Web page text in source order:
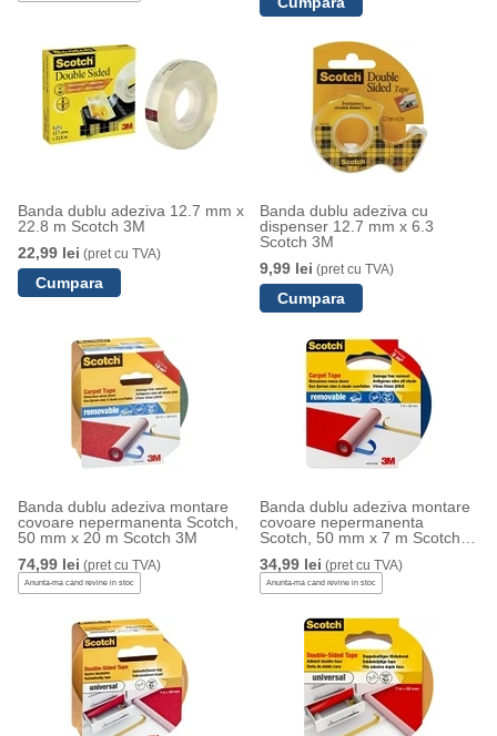
Banda dublu adeziva 12.7 mm x
22.8 m Scotch 3M
22,99 lei (pret cu TVA)
Banda dublu adeziva cu
dispenser 12.7 mm x 6.3
Scotch 3M
9,99 lei (pret cu TVA)
Banda dublu adeziva montare
covoare nepermanenta Scotch,
50 mm x 20 m Scotch 3M
74,99 lei (pret cu TVA)
Anunta-ma cand revine in stoc
Banda dublu adeziva montare
covoare nepermanenta
Scotch, 50 mm x 7 m Scotch
34,99 lei (pret cu TVA)
Anunta-ma cand revine in stoc